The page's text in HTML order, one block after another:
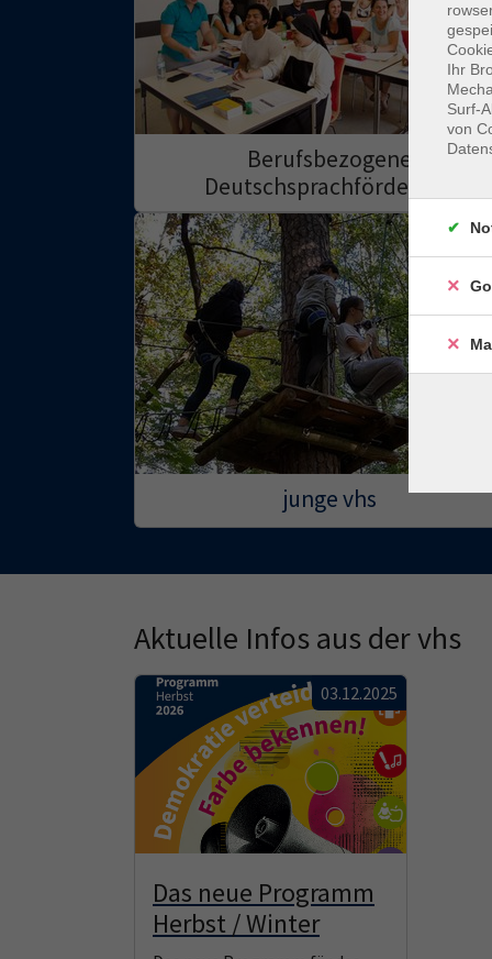
Berufsbezogene
Deutschsprachförderung
junge vhs
Aktuelle Infos aus der vhs
03.12.2025
Das neue Programm
Herbst / Winter
Ihr
Surf-
von